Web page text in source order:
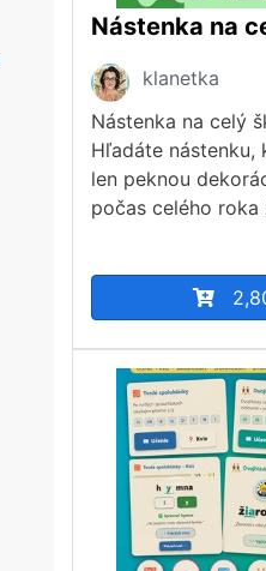
klanetka
Nástenka na celý
Hľadáte nástenku,
len peknou
počas celého roka